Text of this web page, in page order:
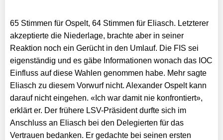
65 Stimmen für Ospelt, 64 Stimmen für Eliasch. Letzterer
akzeptierte die Niederlage, brachte aber in seiner
Reaktion noch ein Gerücht in den Umlauf. Die FIS sei
eigenständig und es gäbe Informationen wonach das IOC
Einfluss auf diese Wahlen genommen habe. Mehr sagte
Eliasch zu diesem Vorwurf nicht. Alexander Ospelt kann
darauf nicht eingehen. «Ich war damit nie konfrontiert»,
erklärt er. Der frühere LSV-Präsident durfte sich im
Anschluss an Eliasch bei den Delegierten für das
Vertrauen bedanken. Er gedachte bei seinen ersten